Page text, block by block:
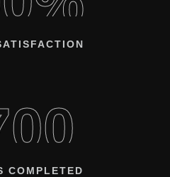
COMPLETED